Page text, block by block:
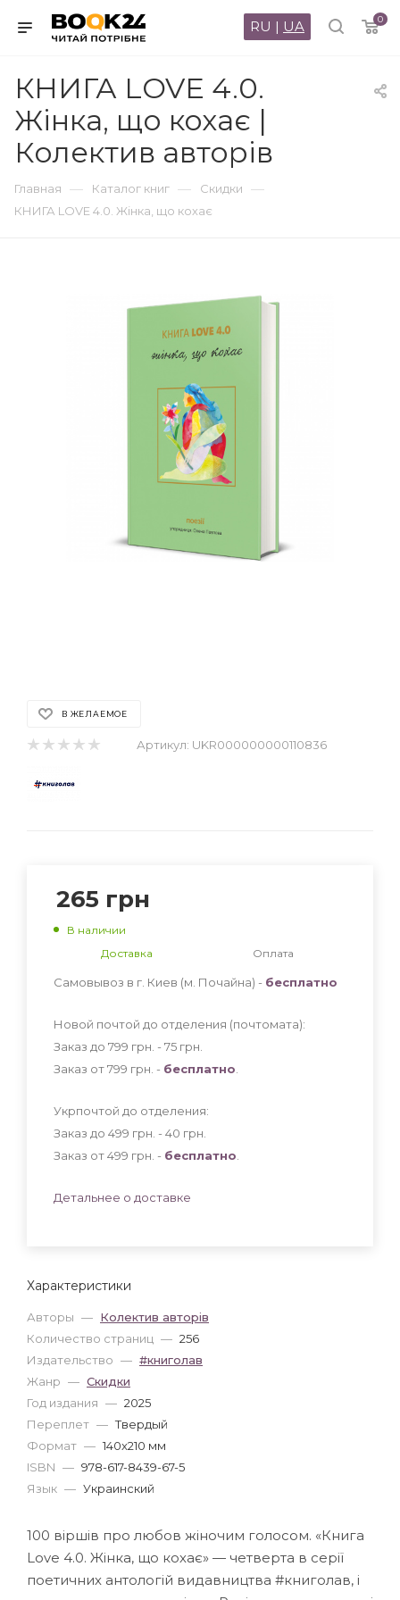
0
RU | UA
КНИГА LOVE 4.0.
Жінка, що кохає |
Колектив авторів
Главная — Каталог книг — Скидки —
КНИГА LOVE 4.0. Жінка, що кохає
В ЖЕЛАЕМОЕ
Артикул: UKR000000000110836
Характеристики
Авторы — Колектив авторів
Количество страниц — 256
Издательство — #книголав
Жанр — Скидки
Год издания — 2025
Переплет — Твердый
Формат — 140x210 мм
ISBN — 978-617-8439-67-5
Язык — Украинский
265 грн
В наличии
Доставка
Оплата
Самовывоз в г. Киев (м. Почайна) - бесплатно
Новой почтой до отделения (почтомата):
Заказ до 799 грн. - 75 грн
Заказ от 799 грн. - бесплатно
Укрпочтой до отделения:
Заказ до 499 грн. - 40 грн
Заказ от 499 грн. - бесплатно
Детальнее о доставке
100 віршів про любов жіночим голосом. «Книга
Love 4.0. Жінка, що кохає» — четверта в серії
поетичних антологій видавництва #книголав, і